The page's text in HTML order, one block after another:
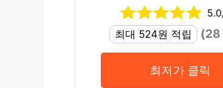
최대 524원 적립
(28
최저가 클릭